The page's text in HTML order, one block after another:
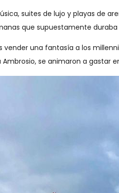
suites de lujo y playas de
que supuestamente
una fantasía a los
Ambrosio, se animaron a gastar